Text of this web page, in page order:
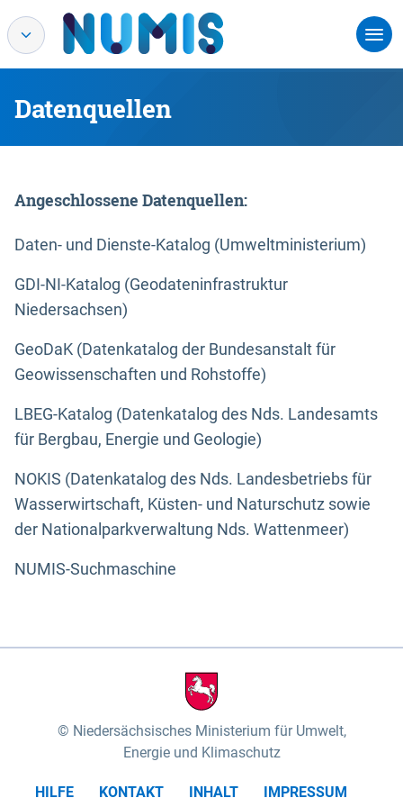
Datenquellen
Angeschlossene Datenquellen:
Daten- und Dienste-Katalog (Umweltministerium)
GDI-NI-Katalog (Geodateninfrastruktur
Niedersachsen)
GeoDaK (Datenkatalog der Bundesanstalt für
Geowissenschaften und Rohstoffe)
LBEG-Katalog (Datenkatalog des Nds. Landesamts
für Bergbau, Energie und Geologie)
NOKIS (Datenkatalog des Nds. Landesbetriebs für
Wasserwirtschaft, Küsten- und Naturschutz sowie
der Nationalparkverwaltung Nds. Wattenmeer)
NUMIS-Suchmaschine
Niedersächsisches Ministerium für Umwelt,
Energie und Klimaschutz
HILFE KONTAKT INHALT
IMPRESSUM